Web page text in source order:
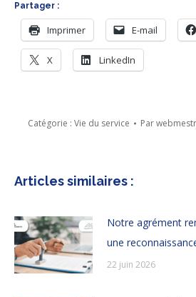
Partager :
Imprimer E-mail
X LinkedIn
Catégorie : Vie du service Par
Articles similaires :
Notre agrément
une
22 juin 2026